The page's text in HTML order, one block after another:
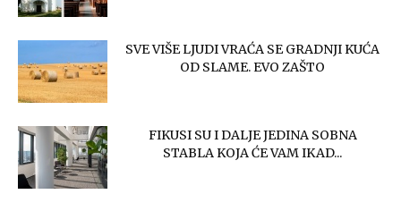
SVE VIŠE LJUDI VRAĆA SE GRADNJI KUĆA
OD SLAME. EVO ZAŠTO
FIKUSI SU I DALJE JEDINA SOBNA
STABLA KOJA ĆE VAM IKAD...